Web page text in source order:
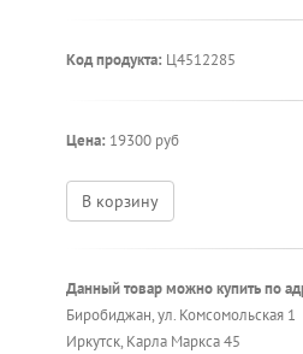
Код продукта: Ц4512285
Цена: 19300 руб
В корзину
Данный товар можно купить по
Биробиджан, ул. Комсомольская 1
Иркутск, Карла Маркса 45